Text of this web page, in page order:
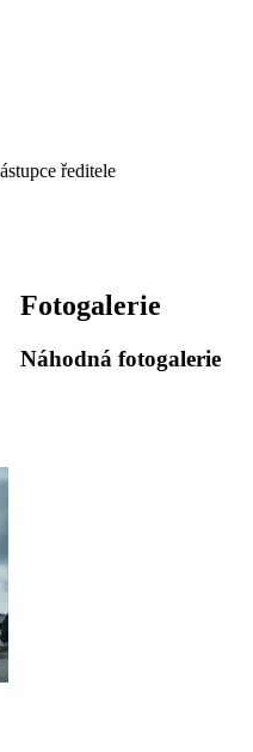
ředitele
Fotogalerie
Náhodná fotogalerie